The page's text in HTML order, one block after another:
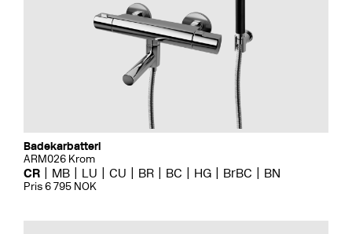
Badekarbatteri
ARM026 Krom
CR MB LU CU BR BC HG BrBC BN
Pris 6 795 NOK